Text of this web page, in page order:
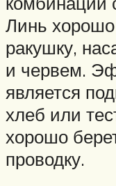
Линь хорошо
ракушку,
и червем.
является
хлеб или
хорошо
проводку.